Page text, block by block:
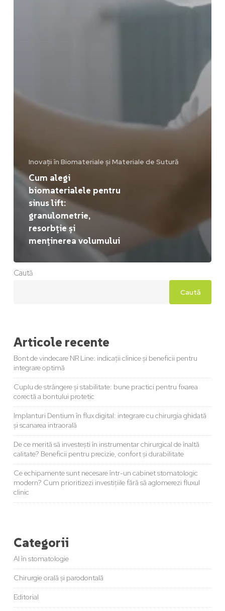
Inovații în Biomateriale și Materiale de Sutură
Cum alegi
biomaterialele pentru
sinus lift:
granulometrie,
resorbție și
menținerea volumului
Caută
Caută
Articole recente
Bont de vindecare NR Line: indicații clinice și beneficii pentru
integrare optimă
Cuplu de strângere și stabilitate: bune practici pentru fixarea
corectă a bontului protetic
Implanturi Dentium în flux digital: integrare cu chirurgia ghidată
și scanarea intraorală
De ce merită să investești în instrumentar chirurgical de înaltă
calitate? Beneficii pentru precizie, confort și durabilitate
Ce echipamente sunt necesare într-un cabinet stomatologic
modern? Cum prioritizezi investițiile fără să aglomerezi fluxul
clinic
Categorii
AI în stomatologie
Chirurgie orală și parodontală
Editorial